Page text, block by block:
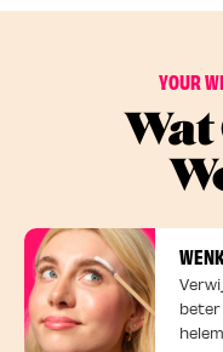
YOUR
Wat
beter